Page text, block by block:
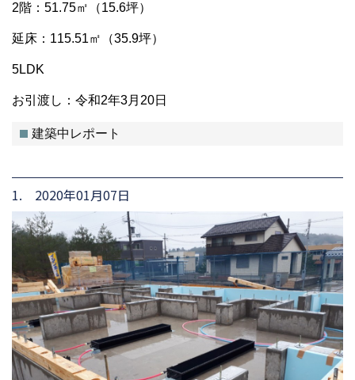
2階：51.75㎡（15.6坪）
延床：115.51㎡（35.9坪）
5LDK
お引渡し：令和2年3月20日
建築中レポート
1. 2020年01月07日